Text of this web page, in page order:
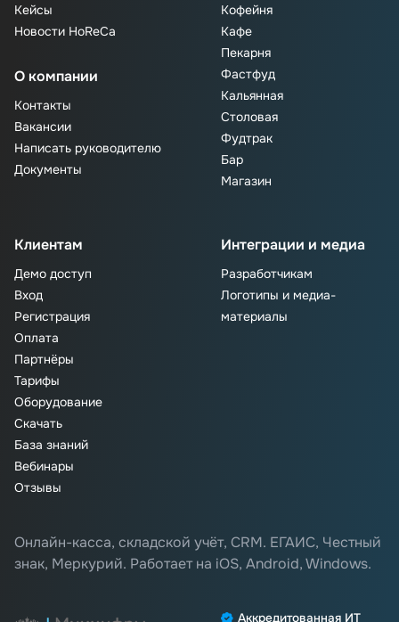
Кейсы
Новости HoReCa
О компании
Контакты
Вакансии
Написать руководителю
Документы
Кофейня
Кафе
Пекарня
Фастфуд
Кальянная
Столовая
Фудтрак
Бар
Магазин
Клиентам
Демо доступ
Вход
Регистрация
Оплата
Партнёры
Тарифы
Оборудование
Скачать
База знаний
Вебинары
Отзывы
Интеграции и медиа
Разработчикам
Логотипы и медиа-
материалы
Онлайн-касса, складской учёт, CRM. ЕГАИС, Честный
знак, Меркурий. Работает на iOS, Android, Windows.
Аккредитованная ИТ